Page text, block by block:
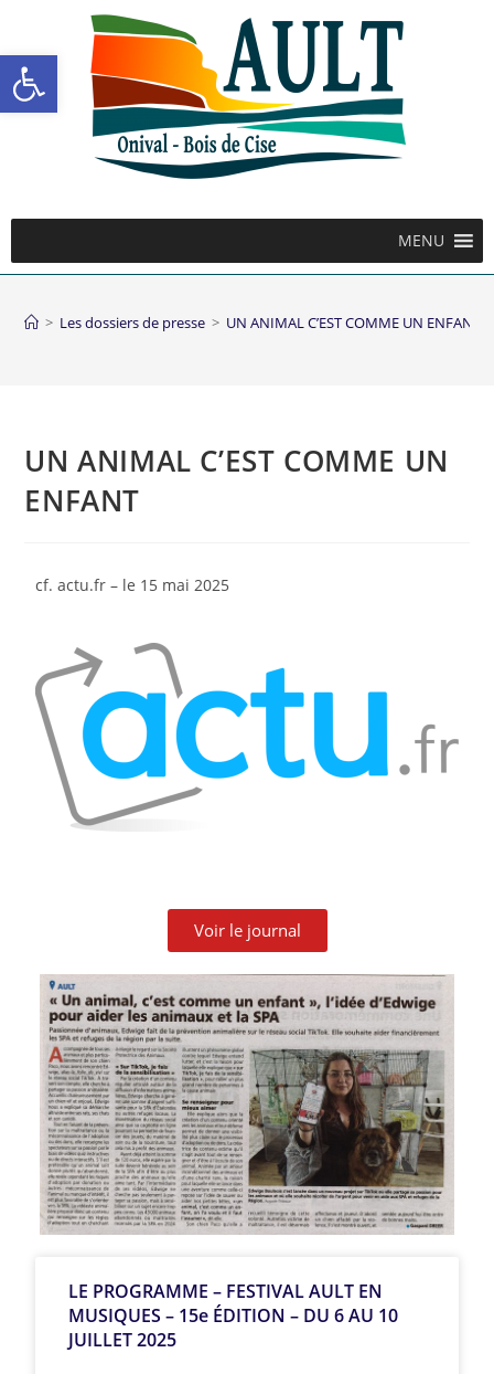
Ouvrir la barre d’outils
MENU
> Les dossiers de presse > UN ANIMAL C’EST COMME UN ENFANT
UN ANIMAL C’EST COMME UN
ENFANT
cf. actu.fr – le 15 mai 2025
Voir le journal
LE PROGRAMME – FESTIVAL AULT EN
MUSIQUES – 15e ÉDITION – DU 6 AU 10
JUILLET 2025